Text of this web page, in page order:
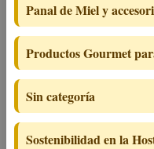
Panal de Miel y
Productos Gourmet
Sin categoría
Sostenibilidad en la